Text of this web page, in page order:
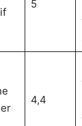
5
4,4